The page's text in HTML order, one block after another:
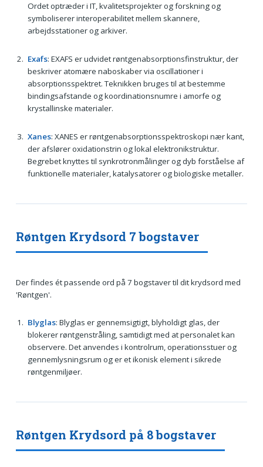
Ordet optræder i IT, kvalitetsprojekter og forskning og
symboliserer interoperabilitet mellem skannere,
arbejdsstationer og arkiver.
Exafs: EXAFS er udvidet røntgenabsorptionsfinstruktur, der
beskriver atomære naboskaber via oscillationer i
absorptionsspektret. Teknikken bruges til at bestemme
bindingsafstande og koordinationsnumre i amorfe og
krystallinske materialer.
Xanes: XANES er røntgenabsorptionsspektroskopi nær kant,
der afslører oxidationstrin og lokal elektronikstruktur.
Begrebet knyttes til synkrotronmålinger og dyb forståelse af
funktionelle materialer, katalysatorer og biologiske metaller.
Røntgen Krydsord 7 bogstaver
Der findes ét passende ord på 7 bogstaver til dit krydsord med
'Røntgen'.
Blyglas: Blyglas er gennemsigtigt, blyholdigt glas, der
blokerer røntgenstråling, samtidigt med at personalet kan
observere. Det anvendes i kontrolrum, operationsstuer og
gennemlysningsrum og er et ikonisk element i sikrede
røntgenmiljøer.
Røntgen Krydsord på 8 bogstaver